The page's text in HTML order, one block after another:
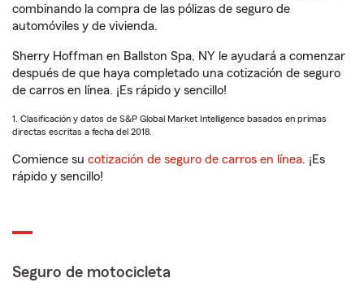
combinando la compra de las pólizas de seguro de
automóviles y de vivienda.
Sherry Hoffman en Ballston Spa, NY le ayudará a comenzar
después de que haya completado una cotización de seguro
de carros en línea. ¡Es rápido y sencillo!
1. Clasificación y datos de S&P Global Market Intelligence basados en primas
directas escritas a fecha del 2018.
Comience su cotización de seguro de carros en línea. ¡Es
rápido y sencillo!
Seguro de motocicleta